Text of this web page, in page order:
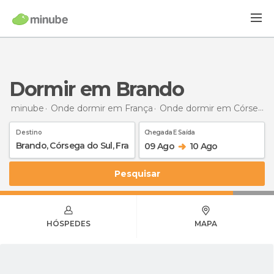
Dormir em Brando
minube Onde dormir em França Onde dormir em Córsega do Sul
Destino Chegada E Saída
09 Ago 10 Ago
Pesquisar
HÓSPEDES MAPA